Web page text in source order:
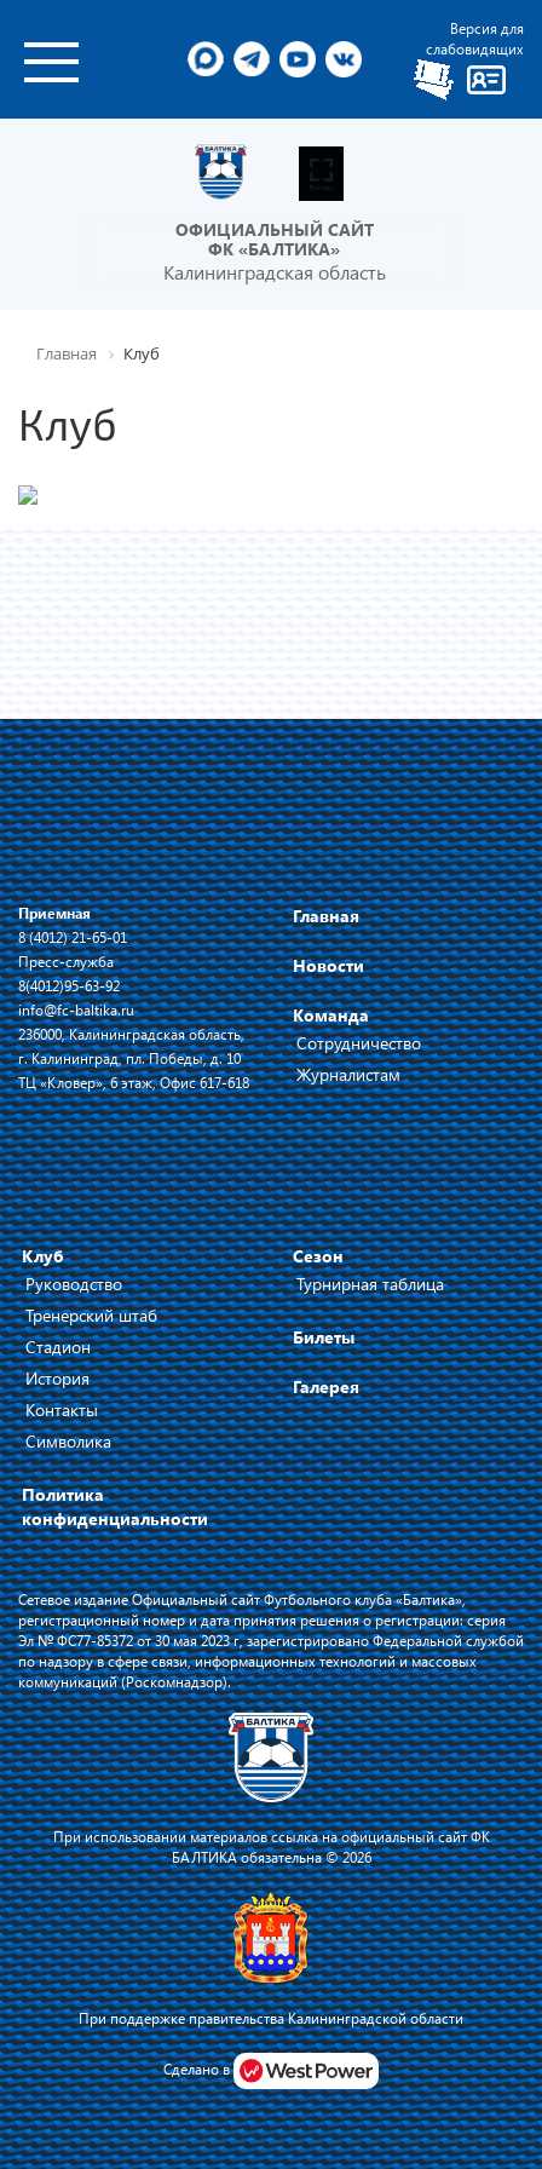
Версия для
слабовидящих
ОФИЦИАЛЬНЫЙ САЙТ
ФК «БАЛТИКА»
Калининградская область
Главная Клуб
Клуб
Я соглашаюсь с тем, что владелец сайта использует файлы cookie для
повышения удобства работы на сайте и сервис Яндекс.Метрика. Оставаясь
на сайте, я соглашаюсь сполитикой их применения.
Принять
Приемная
8 (4012) 21-65-01
Пресс-служба
8(4012)95-63-92
info@fc-baltika.ru
236000, Калининградская область,
г. Калининград, пл. Победы, д. 10
ТЦ «Кловер», 6 этаж, Офис 617-618
Главная
Новости
Команда
Сотрудничество
Журналистам
Клуб
Руководство
Тренерский штаб
Стадион
История
Контакты
Символика
Политика
конфиденциальности
Сезон
Турнирная таблица
Билеты
Галерея
Сетевое издание Официальный сайт Футбольного клуба «Балтика»,
регистрационный номер и дата принятия решения о регистрации: серия
Эл № ФС77-85372 от 30 мая 2023 г, зарегистрировано Федеральной службой
по надзору в сфере связи, информационных технологий и массовых
коммуникаций (Роскомнадзор).
При использовании материалов ссылка на официальный сайт ФК
БАЛТИКА обязательна © 2026
При поддержке правительства Калининградской области
Сделано в